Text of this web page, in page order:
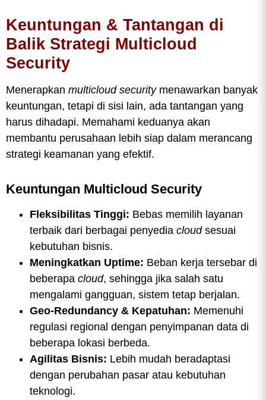
Keuntungan & Tantangan di
Balik Strategi Multicloud
Security
Menerapkan multicloud securitymenawarkan banyak
keuntungan, tetapi di sisi lain, ada tantangan yang
harus dihadapi. Memahami keduanya akan
membantu perusahaan lebih siap dalam merancang
strategi keamanan yang efektif.
Keuntungan Multicloud Security
Fleksibilitas Tinggi: Bebas memilih layanan
terbaik dari berbagai penyedia cloud sesuai
kebutuhan bisnis.
Meningkatkan Uptime: Beban kerja tersebar di
beberapa cloud, sehingga jika salah satu
mengalami gangguan, sistem tetap berjalan.
Geo-Redundancy & Kepatuhan: Memenuhi
regulasi regional dengan penyimpanan data di
beberapa lokasi berbeda.
Agilitas Bisnis: Lebih mudah beradaptasi
dengan perubahan pasar atau kebutuhan
teknologi.